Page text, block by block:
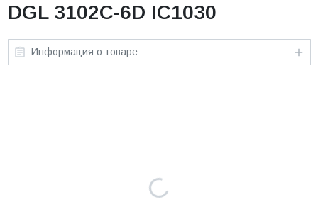
DGL 3102C-6D IC1030
Информация о товаре